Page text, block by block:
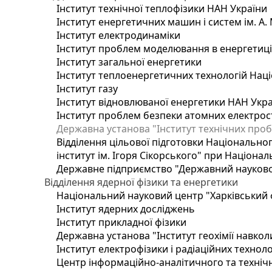
Інститут технічної теплофізики НАН України
Інститут енергетичних машин і систем ім.
Інститут електродинаміки
Інститут проблем моделювання в
Інститут загальної енергетики
Інститут теплоенергетичних технологій
Інститут газу
Інститут відновлюваної енергетики НАН
Інститут проблем безпеки атомних
Державна установа "Інститут технічних
Відділення цільової підготовки
інститут ім. Ігоря Сікорського" при
Державне підприємство "Державний
Відділення ядерної фізики та енергетики
Національний науковий центр "Харківський
Інститут ядерних досліджень
Інститут прикладної фізики
Державна установа "Інститут геохімії
Інститут електрофізики і радіаційних
Центр інформаційно-аналітичного та